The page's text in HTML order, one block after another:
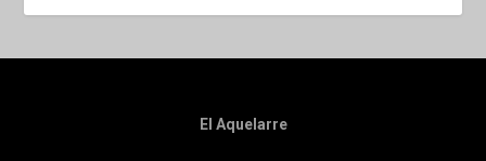
El Aquelarre